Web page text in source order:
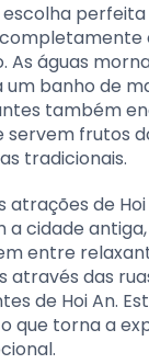
escolha
As águas
um banho de
também
servem frutos
tradicionais.
atrações de Hoi
a cidade
entre
através das
de Hoi An.
que torna a